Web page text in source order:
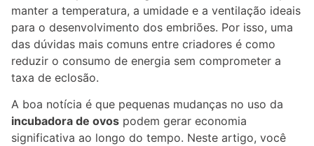
manter a temperatura, a umidade e a ventilação ideais
para o desenvolvimento dos embriões. Por isso, uma
das dúvidas mais comuns entre criadores é como
reduzir o consumo de energia sem comprometer a
taxa de eclosão.
A boa notícia é que pequenas mudanças no uso da
incubadora de ovos podem gerar economia
significativa ao longo do tempo. Neste artigo, você